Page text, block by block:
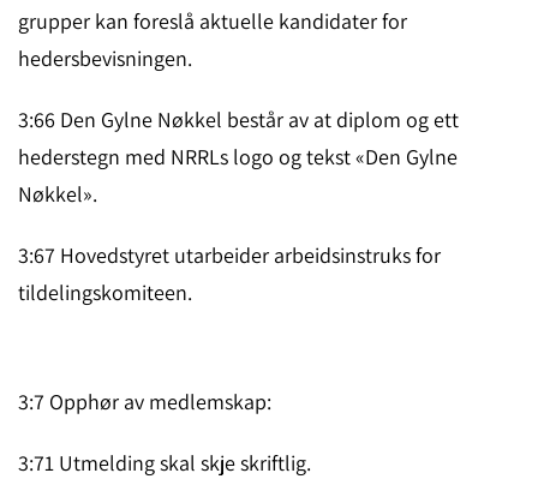
grupper kan foreslå aktuelle kandidater for
hedersbevisningen.
3:66 Den Gylne Nøkkel består av at diplom og ett
hederstegn med NRRLs logo og tekst «Den Gylne
Nøkkel».
3:67 Hovedstyret utarbeider arbeidsinstruks for
tildelingskomiteen.
3:7 Opphør av medlemskap:
3:71 Utmelding skal skje skriftlig.